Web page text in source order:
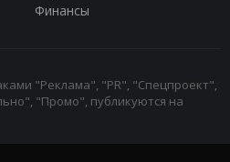
Финансы
"Реклама", "PR", "Спецпроект",
"Промо", публикуются на